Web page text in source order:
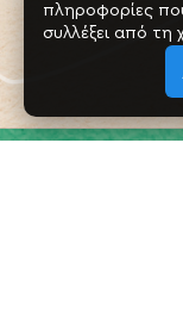
πληροφορίες
συλλέξει από